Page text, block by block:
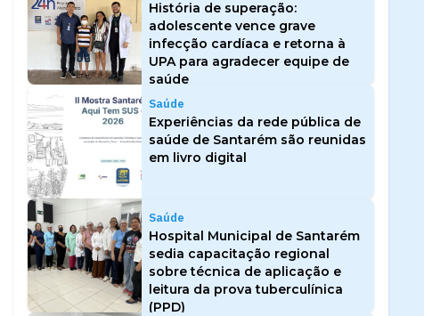
História de superação:
adolescente vence grave
infecção cardíaca e retorna à
UPA para agradecer equipe de
saúde
Saúde
Experiências da rede pública de
saúde de Santarém são reunidas
em livro digital
Saúde
Hospital Municipal de Santarém
sedia capacitação regional
sobre técnica de aplicação e
leitura da prova tuberculínica
(PPD)